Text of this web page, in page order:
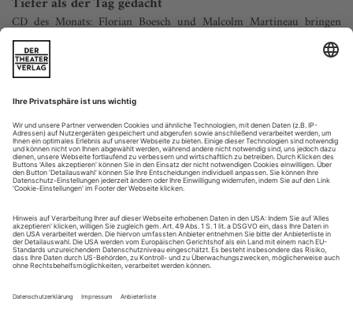
CD des Monats: Florian Boesch und Malcolm Martineau bringen
Johannes Brahms und Hugo Wolf einander näher
Die beiden Herren, um es mal sehr vorsichtig zu sagen,
Naturelle von Johannes Brahms und Hugo Wolf, wobei wohl
niemandem entgehen konnte, dass dem Älteren von ihnen bei
aller Melancholie zugleich eine hedonistische
Lebenszugewandtheit eignete, während der Jüngere schon
recht früh von einer Lebensmüdigkeit...
Traumrolle Carmen
Zum Tod der französischen Mezzosopranistin Béatrice Uria-Monzon
Das Schöne an sorgfältig geführten Archiven ist, dass man
noch Jahrzehnte nach einer Aufführung seine Erinnerung